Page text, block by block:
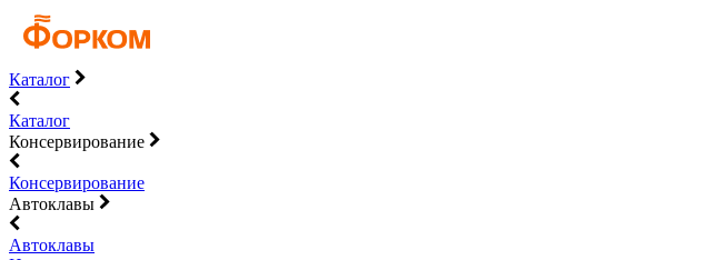
Каталог
Каталог
Консервирование
Консервирование
Автоклавы
Автоклавы